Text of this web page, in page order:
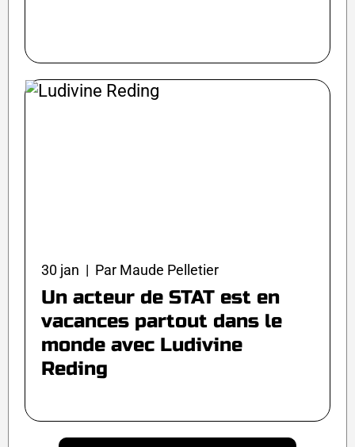
30 jan | Par Maude Pelletier
Un acteur de STAT est en
vacances partout dans le
monde avec Ludivine
Reding